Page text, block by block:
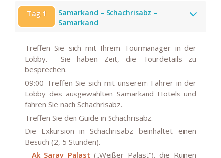
Tag 1
Samarkand – Schachrisabz –
Samarkand
Treffen Sie sich mit Ihrem Tourmanager in der
Lobby. Sie haben Zeit, die Tourdetails zu
besprechen.
09:00 Treffen Sie sich mit unserem Fahrer in der
Lobby des ausgewählten Samarkand Hotels und
fahren Sie nach Schachrisabz.
Treffen Sie den Guide in Schachrisabz.
Die Exkursion in Schachrisabz beinhaltet einen
Besuch (2, 5 Stunden).
- Ak Saray Palast („Weißer Palast“), die Ruinen